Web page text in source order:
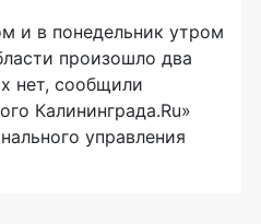
и в понедельник утром
произошло два
нет, сообщили
Калининграда.Ru»
управления